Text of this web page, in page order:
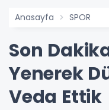
Anasayfa SPOR
Son
Yenerek
Veda Ettik